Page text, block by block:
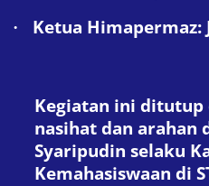
· Ketua Himapermaz:
Kegiatan ini ditutup
nasihat dan arahan
Syaripudin selaku
Kemahasiswaan di